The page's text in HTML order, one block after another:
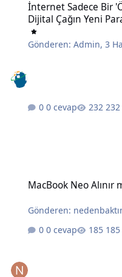
İnternet Sadece Bir
Dijital Çağın Yeni
Gönderen:Admin,3
0 cevap
MacBook Neo Alınır
Gönderen:
0 cevap